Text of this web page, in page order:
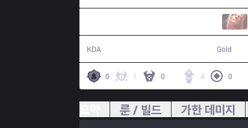
KDA Gold
0 1 0 4 0
룬 / 빌드 가한 데미지